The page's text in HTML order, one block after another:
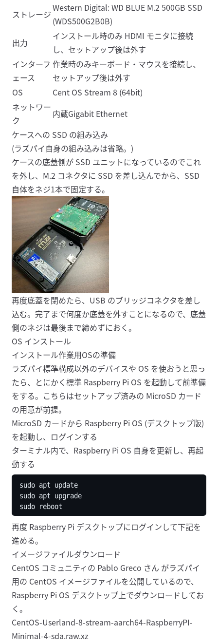
ストレージ
Western Digital: WD BLUE M.2 500GB SSD
(WDS500G2B0B)
出力
インストール時のみ HDMI モニタに接続
し、セットアップ後は外す
インターフ
ェース
作業時のみキーボード・マウスを接続し、
セットアップ後は外す
OS
Cent OS Stream 8 (64bit)
ネットワー
ク
内蔵Gigabit Ethernet
ケースへの SSD の組み込み
(ラズパイ自身の組み込みは省略。)
ケースの底蓋側が SSD ユニットになっているのでこれ
を外し、M.2 コネクタに SSD を差し込んでから、SSD
自体をネジ1本で固定する。
再度底蓋を閉めたら、USB のブリッジコネクタを差し
込む。完了まで何度か底蓋を外すことになるので、底蓋
側のネジは最後まで締めずにおく。
OS インストール
インストール作業用OSの準備
ラズパイ標準構成以外のデバイスや OS を使おうと思っ
たら、とにかく標準 Raspberry Pi OS を起動して前準備
をする。こちらはセットアップ済みの MicroSD カード
の用意が前提。
MicroSD カードから Raspberry Pi OS (デスクトップ版)
を起動し、ログインする
ターミナル内で、Raspberry Pi OS 自身を更新し、再起
動する
再度 Raspberry Pi デスクトップにログインして下記を
進める。
イメージファイルダウンロード
CentOS コミュニティの Pablo Greco さん がラズパイ
用の CentOS イメージファイルを公開しているので、
Raspberry Pi OS デスクトップ上でダウンロードしてお
く。
CentOS-Userland-8-stream-aarch64-RaspberryPI-
Minimal-4-sda.raw.xz